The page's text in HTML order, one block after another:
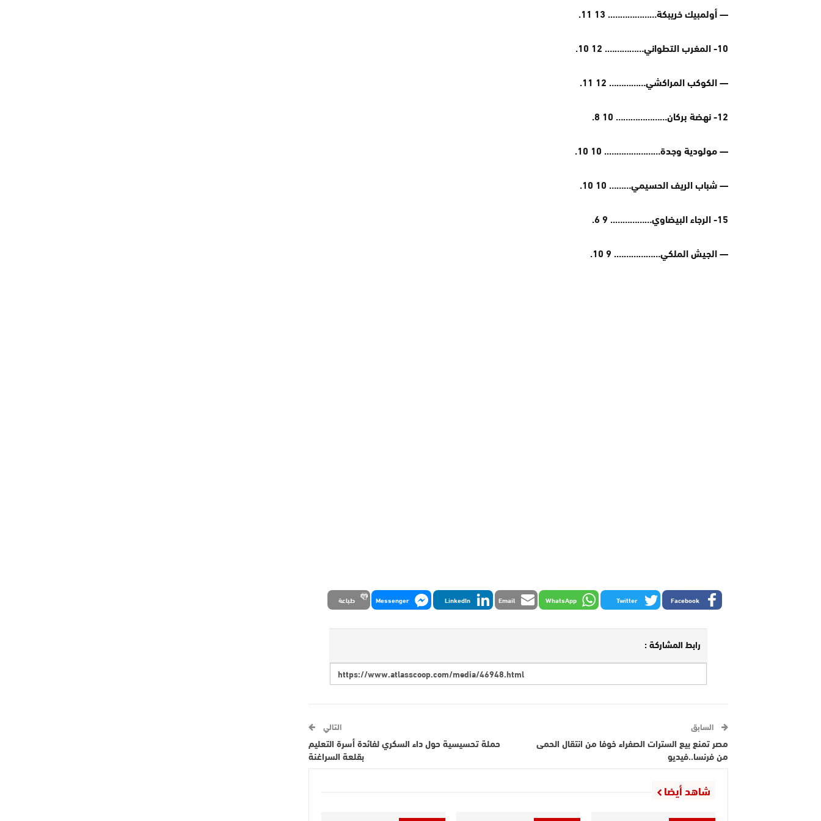
— أولمبيك خريبكة……………….. 13 11.
10- المغرب التطواني……………. 12 10.
— الكوكب المراكشي…………… 12 11.
12- نهضة بركان………………… 10 8.
— مولودية وجدة………………….. 10 10.
— شباب الريف الحسيمي……… 10 10.
15- الرجاء البيضاوي…………….. 9 6.
— الجيش الملكي………………. 9 10.
Facebook
Twitter
WhatsApp
Email
LinkedIn
Messenger طباعة
رابط المشاركة :
السابق
مصر تمنع بيع السترات الصفراء خوفا من انتقال الحمى
من فرنسا..فيديو
التالي
حملة تحسيسية حول داء السكري لفائدة أسرة التعليم
بقلعة السراغنة
شاهد أيضا